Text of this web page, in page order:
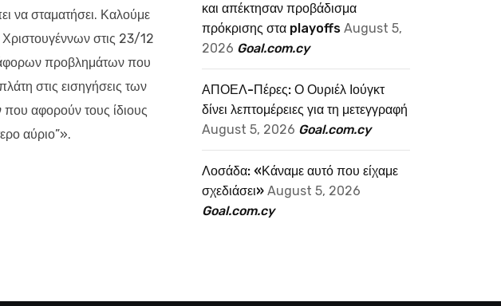
να σταματήσει. Καλούμε
στις 23/12
προβλημάτων που
στις εισηγήσεις των
αφορούν τους ίδιους
αύριο”».
και απέκτησαν προβάδισμα
πρόκρισης στα playoffs August 5,
2026 Goal.com.cy
ΑΠΟΕΛ-Πέρες: Ο Ουριέλ Ιούγκτ
δίνει λεπτομέρειες για τη μετεγγραφή
August 5, 2026 Goal.com.cy
Λοσάδα: «Κάναμε αυτό που είχαμε
σχεδιάσει» August 5, 2026
Goal.com.cy